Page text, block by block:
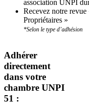
association UNPI
Recevez notre
Propriétaires »
*Selon le type d’adhésion
Adhérer
directement
dans votre
chambre UNPI
51 :